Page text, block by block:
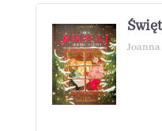
Joanna